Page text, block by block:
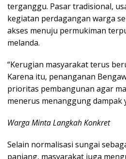
terganggu. Pasar tradisional,
kegiatan perdagangan warga
akses menuju permukiman
melanda.
“Kerugian masyarakat terus
Karena itu, penanganan
prioritas pembangunan agar
menerus menanggung dampak
Warga Minta Langkah Konkret
Selain normalisasi sungai
panjang, masyarakat juga